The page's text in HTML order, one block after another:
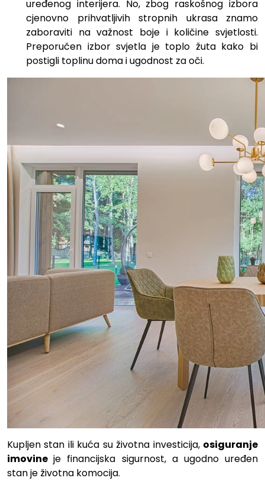
uređenog interijera. No, zbog raskošnog izbora
cjenovno prihvatljivih stropnih ukrasa znamo
zaboraviti na važnost boje i količine svjetlosti.
Preporučen izbor svjetla je toplo žuta kako bi
postigli toplinu doma i ugodnost za oči.
Kupljen stan ili kuća su životna investicija, osiguranje
imovine je financijska sigurnost, a ugodno uređen
stan je životna komocija.